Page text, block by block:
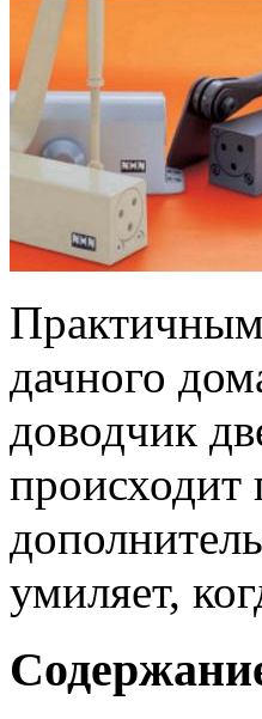
дачного
доводчик
происходит
умиляет,